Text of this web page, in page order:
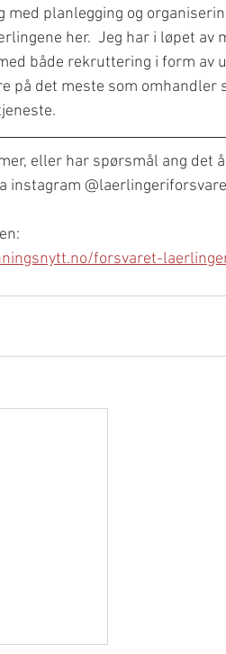
her.  Jeg har i løpet
både rekruttering i form
på det meste som
eller har spørsmål ang
instagram
forsvaret-